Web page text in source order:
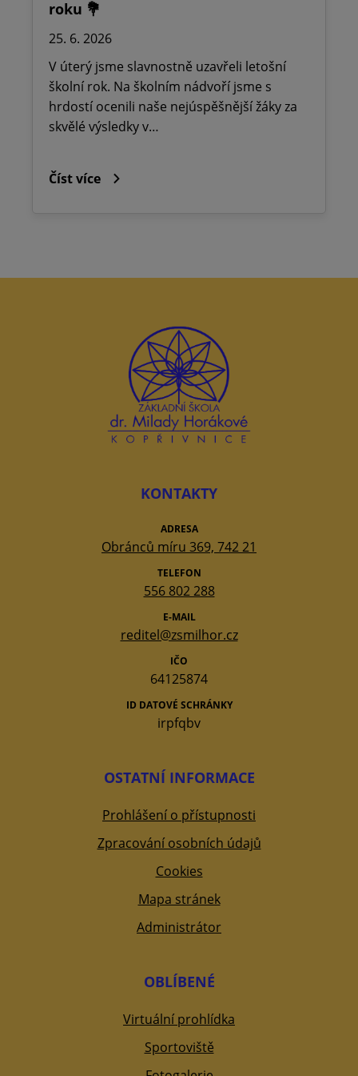
roku 💐
25. 6. 2026
V úterý jsme slavnostně uzavřeli letošní
školní rok. Na školním nádvoří jsme s
hrdostí ocenili naše nejúspěšnější žáky za
skvělé výsledky v…
Číst více
KONTAKTY
ADRESA
Obránců míru 369, 742 21
TELEFON
556 802 288
E-MAIL
reditel@zsmilhor.cz
IČO
64125874
ID DATOVÉ SCHRÁNKY
irpfqbv
OSTATNÍ INFORMACE
Prohlášení o přístupnosti
Zpracování osobních údajů
Cookies
Mapa stránek
Administrátor
OBLÍBENÉ
Virtuální prohlídka
Sportoviště